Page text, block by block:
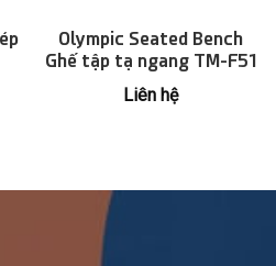
Olympic Seated Bench
Ghế tập tạ ngang TM-F51
Liên hệ